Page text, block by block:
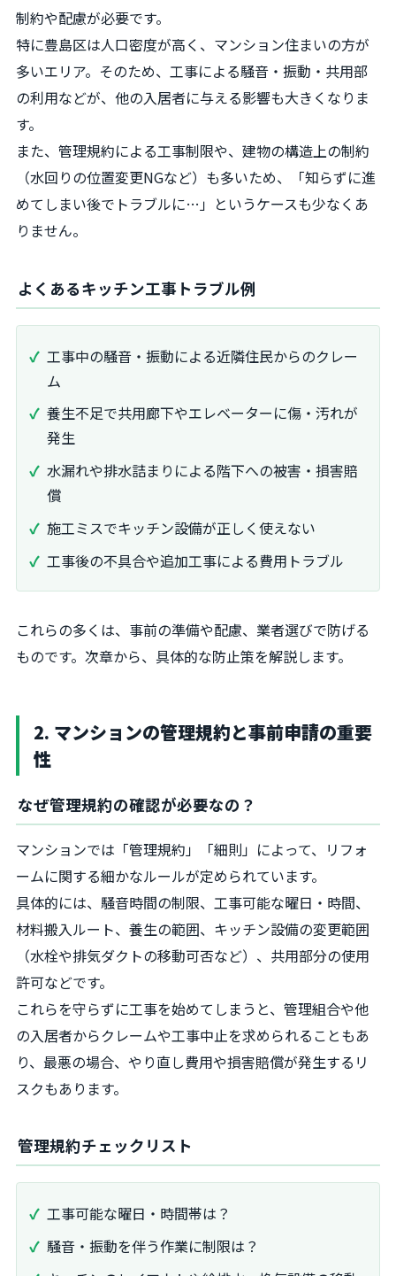
制約や配慮が必要です。
特に豊島区は人口密度が高く、マンション住まいの方が
多いエリア。そのため、工事による騒音・振動・共用部
の利用などが、他の入居者に与える影響も大きくなりま
す。
また、管理規約による工事制限や、建物の構造上の制約
（水回りの位置変更NGなど）も多いため、「知らずに進
めてしまい後でトラブルに…」というケースも少なくあ
りません。
よくあるキッチン工事トラブル例
工事中の騒音・振動による近隣住民からのクレー
ム
養生不足で共用廊下やエレベーターに傷・汚れが
発生
水漏れや排水詰まりによる階下への被害・損害賠
償
施工ミスでキッチン設備が正しく使えない
工事後の不具合や追加工事による費用トラブル
これらの多くは、事前の準備や配慮、業者選びで防げる
ものです。次章から、具体的な防止策を解説します。
2. マンションの管理規約と事前申請の重要
性
なぜ管理規約の確認が必要なの？
マンションでは「管理規約」「細則」によって、リフォ
ームに関する細かなルールが定められています。
具体的には、騒音時間の制限、工事可能な曜日・時間、
材料搬入ルート、養生の範囲、キッチン設備の変更範囲
（水栓や排気ダクトの移動可否など）、共用部分の使用
許可などです。
これらを守らずに工事を始めてしまうと、管理組合や他
の入居者からクレームや工事中止を求められることもあ
り、最悪の場合、やり直し費用や損害賠償が発生するリ
スクもあります。
管理規約チェックリスト
工事可能な曜日・時間帯は？
騒音・振動を伴う作業に制限は？